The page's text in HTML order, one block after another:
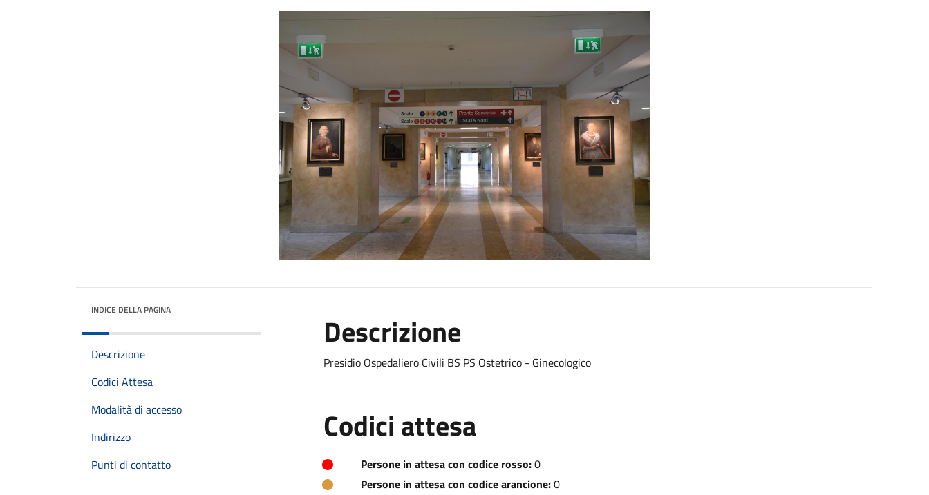
INDICE DELLA PAGINA
Descrizione
Codici Attesa
Modalità di accesso
Indirizzo
Punti di contatto
Descrizione
Presidio Ospedaliero Civili BS PS Ostetrico - Ginecologico
Codici attesa
Persone in attesa con codice rosso:0
Persone in attesa con codice arancione:0